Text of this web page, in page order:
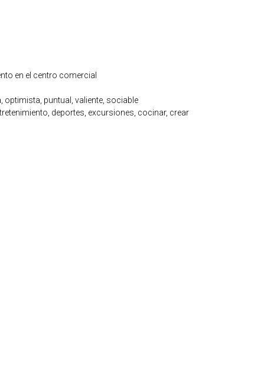
en el centro comercial
optimista, puntual, valiente, sociable
deportes, excursiones, cocinar, crear